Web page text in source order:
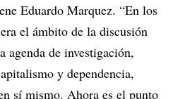
Eduardo Marquez. “En los
el ámbito de la discusión
agenda de investigación,
y dependencia,
sí mismo. Ahora es el punto